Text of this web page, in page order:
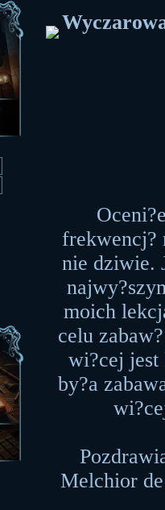
frekwencj?
nie dziwie.
moich
celu
wi?cej
by?a
Melchior